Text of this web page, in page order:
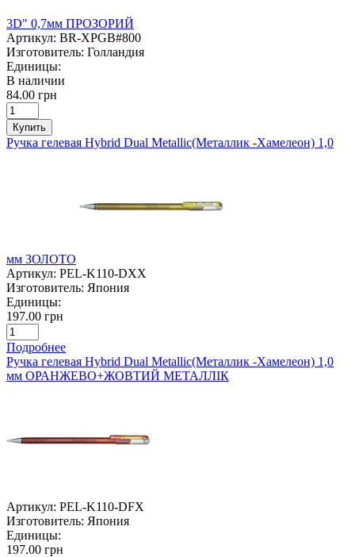
3D" 0,7мм ПРОЗОРИЙ
Артикул: BR-XPGB#800
Изготовитель: Голландия
Единицы:
В наличии
84.00 грн
Купить
Ручка гелевая Hybrid Dual Metallic(Металлик -Хамелеон) 1,0
мм ЗОЛОТО
Артикул: PEL-K110-DXX
Изготовитель: Япония
Единицы:
197.00 грн
Подробнее
Ручка гелевая Hybrid Dual Metallic(Металлик -Хамелеон) 1,0
мм ОРАНЖЕВО+ЖОВТИЙ МЕТАЛЛІК
Артикул: PEL-K110-DFX
Изготовитель: Япония
Единицы:
197.00 грн